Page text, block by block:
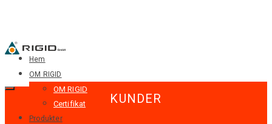
Hem
OM RIGID
OM RIGID
Certifikat
Produkter
KUNDER